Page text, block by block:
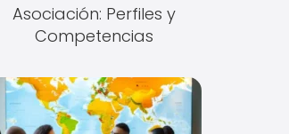
Asociación: Perfiles y
Competencias